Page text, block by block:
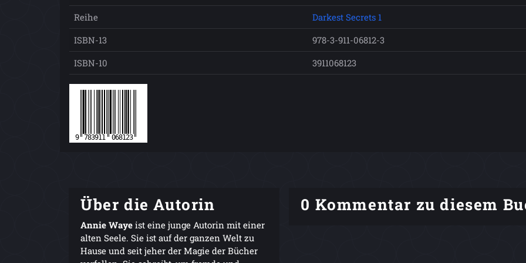
Reihe
Darkest Secrets 1
ISBN-13
978-3-911-06812-3
ISBN-10
3911068123
Über die Autorin
Annie Waye ist eine junge Autorin mit einer
alten Seele. Sie ist auf der ganzen Welt zu
Hause und seit jeher der Magie der Bücher
0 Kommentar zu diesem